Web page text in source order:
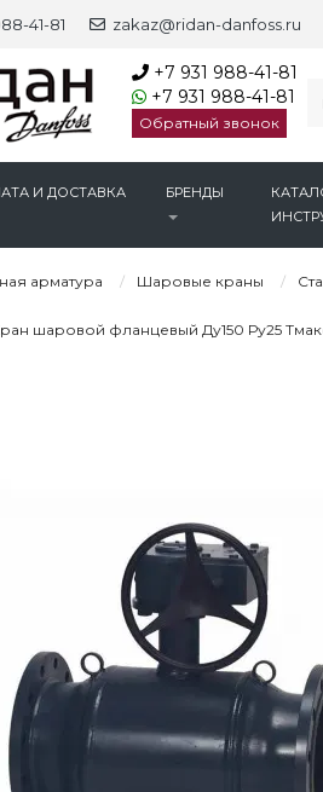
41-81 zakaz@ridan-danfoss.ru
+7 931 988-41-81
+7 931 988-41-81
Обратный звонок
И ДОСТАВКА БРЕНДЫ
арматура Шаровые краны
шаровой фланцевый Ду150 Ру25